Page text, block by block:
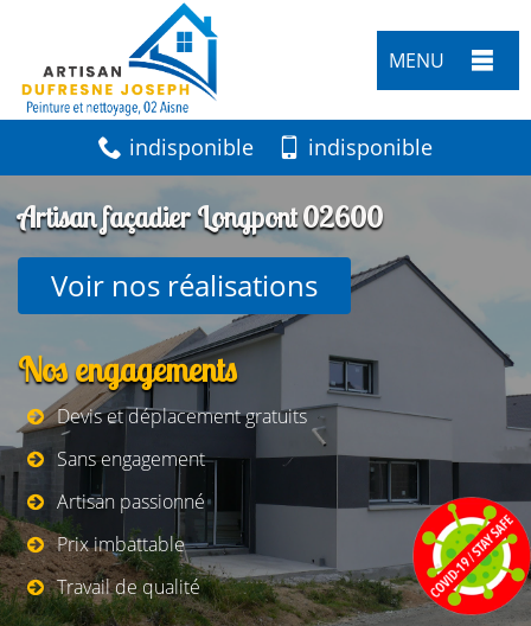
MENU
indisponible indisponible
Artisan façadier Longpont 02600
Voir nos réalisations
Nos engagements
Devis et déplacement gratuits
Sans engagement
Artisan passionné
Prix imbattable
Travail de qualité